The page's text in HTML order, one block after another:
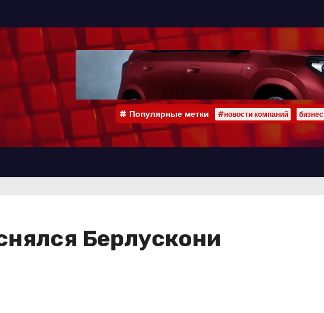
Популярные метки #новости компаний бизнес
Берлускони